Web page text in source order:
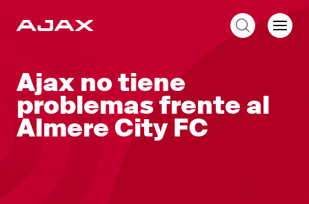
Ajax no tiene
problemas frente al
Almere City FC